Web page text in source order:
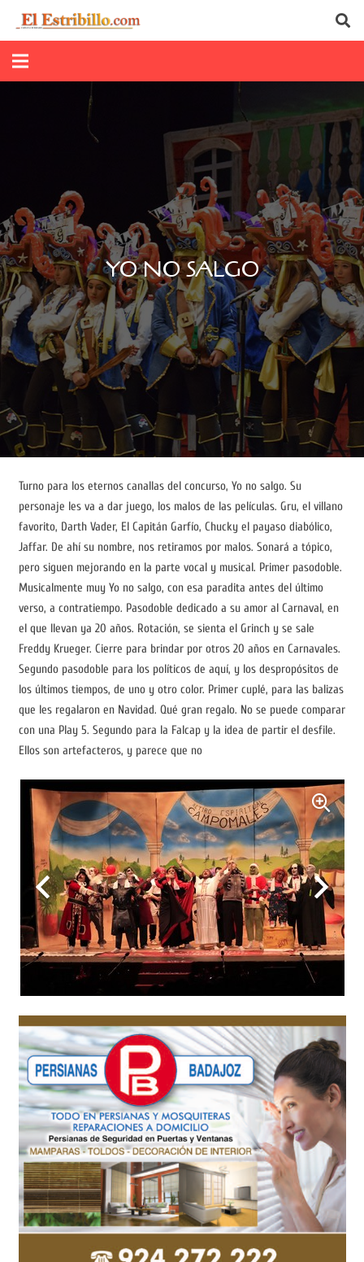
YO NO SALGO
Turno para los eternos canallas del concurso, Yo no salgo. Su
personaje les va a dar juego, los malos de las películas. Gru, el villano
favorito, Darth Vader, El Capitán Garfío, Chucky el payaso diabólico,
Jaffar. De ahí su nombre, nos retiramos por malos. Sonará a tópico,
pero siguen mejorando en la parte vocal y musical. Primer pasodoble.
Musicalmente muy Yo no salgo, con esa paradita antes del último
verso, a contratiempo. Pasodoble dedicado a su amor al Carnaval, en
el que llevan ya 20 años. Rotación, se sienta el Grinch y se sale
Freddy Krueger. Cierre para brindar por otros 20 años en Carnavales.
Segundo pasodoble para los políticos de aquí, y los despropósitos de
los últimos tiempos, de uno y otro color. Primer cuplé, para las balizas
que les regalaron en Navidad. Qué gran regalo. No se puede comparar
con una Play 5. Segundo para la Falcap y la idea de partir el desfile.
Ellos son artefacteros, y parece que no